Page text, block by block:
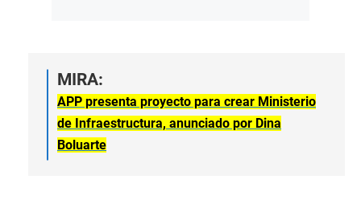
MIRA:
APP presenta proyecto para crear Ministerio
de Infraestructura, anunciado por Dina
Boluarte